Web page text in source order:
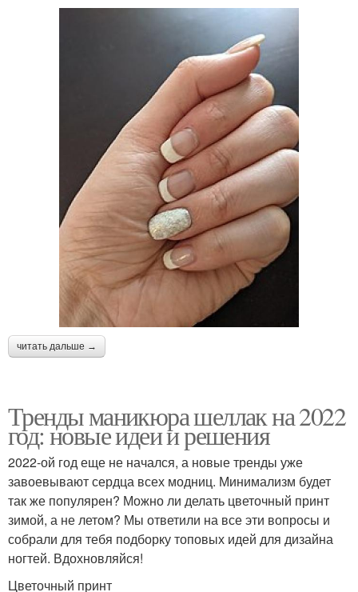
читать дальше →
Тренды маникюра шеллак на 2022
год: новые идеи и решения
2022-ой год еще не начался, а новые тренды уже
завоевывают сердца всех модниц. Минимализм будет
так же популярен? Можно ли делать цветочный принт
зимой, а не летом? Мы ответили на все эти вопросы и
собрали для тебя подборку топовых идей для дизайна
ногтей. Вдохновляйся!
Цветочный принт